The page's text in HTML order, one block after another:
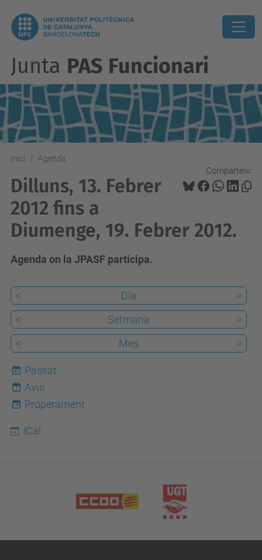
Junta PAS Funcionari
Inici Agenda
Comparteix:
Dilluns, 13. Febrer
2012 fins a
Diumenge, 19. Febrer 2012.
Agenda on la JPASF participa.
< Dia
>
<
Setmana
>
<
Mes >
Passat
7
Avui
Properament
iCal